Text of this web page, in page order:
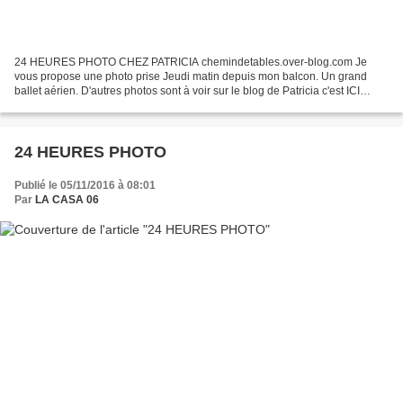
24 HEURES PHOTO CHEZ PATRICIA chemindetables.over-blog.com Je
vous propose une photo prise Jeudi matin depuis mon balcon. Un grand
ballet aérien. D'autres photos sont à voir sur le blog de Patricia c'est ICI
24 HEURES PHOTO
Publié le 05/11/2016 à 08:01
Par LA CASA 06